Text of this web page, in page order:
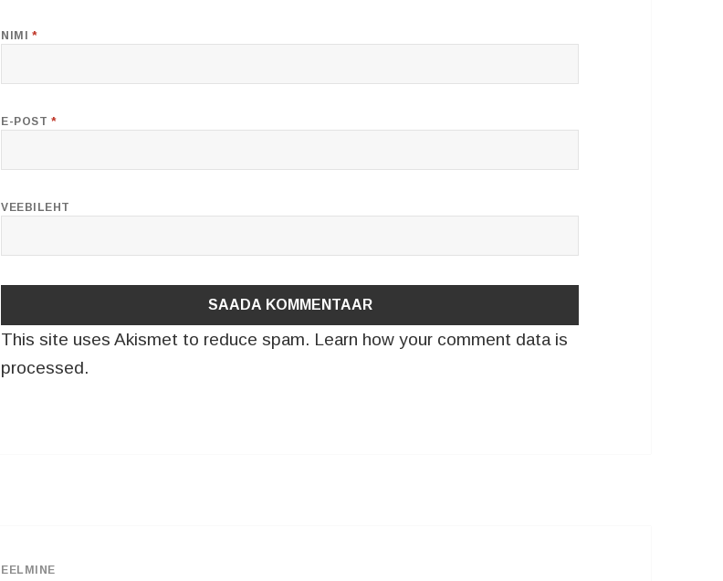
NIMI *
E-POST *
VEEBILEHT
This site uses Akismet to reduce spam. Learn how your comment data is
processed.
EELMINE